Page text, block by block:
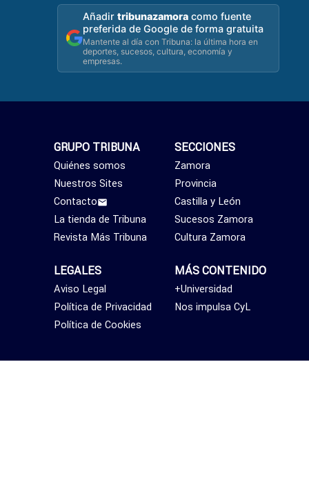
Añadirtribunazamora como fuente
preferida de Google de forma gratuita
Mantente al día con Tribuna: la última hora en
deportes, sucesos, cultura, economía y
empresas.
SECCIONES
Zamora
Provincia
Castilla y León
Sucesos Zamora
Cultura Zamora
MÁS CONTENIDO
+Universidad
Nos impulsa CyL
GRUPO TRIBUNA
Quiénes somos
Nuestros Sites
Contacto
La tienda de Tribuna
Revista Más Tribuna
LEGALES
Aviso Legal
Política de Privacidad
Política de Cookies